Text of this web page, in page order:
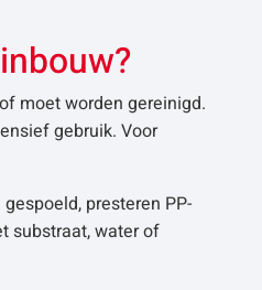
moet worden gereinigd.
gebruik. Voor
presteren PP-
substraat, water of